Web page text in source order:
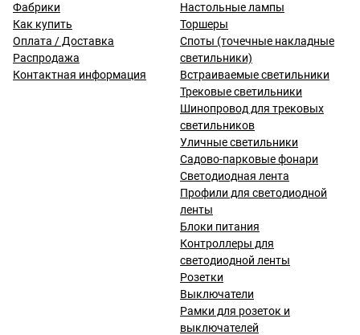
Фабрики
Как купить
Оплата / Доставка
Распродажа
Контактная информация
Настольные лампы
Торшеры
Споты (точечные накладные
светильники)
Встраиваемые светильники
Трековые светильники
Шинопровод для трековых
светильников
Уличные светильники
Садово-парковые фонари
Светодиодная лента
Профили для светодиодной
ленты
Блоки питания
Контроллеры для
светодиодной ленты
Розетки
Выключатели
Рамки для розеток и
выключателей